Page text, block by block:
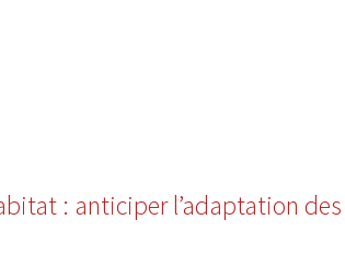
: anticiper l’adaptation des